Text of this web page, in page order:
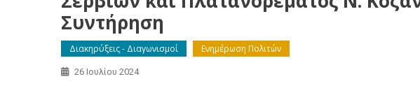
Συντήρηση
Διακηρύξεις - Διαγωνισμοί Ενημέρωση Πολιτών
26 Ιουλίου 2024